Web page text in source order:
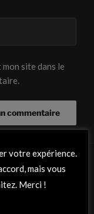
site dans le
votre expérience.
mais vous
Merci !